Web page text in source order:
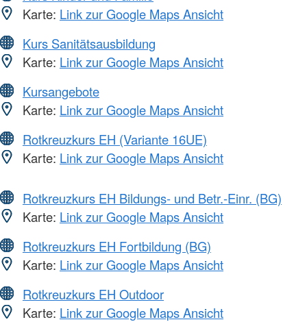
Karte: Link zur Google Maps Ansicht
Kurs Sanitätsausbildung
Karte: Link zur Google Maps Ansicht
Kursangebote
Karte: Link zur Google Maps Ansicht
Rotkreuzkurs EH (Variante 16UE)
Karte: Link zur Google Maps Ansicht
Rotkreuzkurs EH Bildungs- und Betr.-Einr. (BG)
Karte: Link zur Google Maps Ansicht
Rotkreuzkurs EH Fortbildung (BG)
Karte: Link zur Google Maps Ansicht
Rotkreuzkurs EH Outdoor
Karte: Link zur Google Maps Ansicht